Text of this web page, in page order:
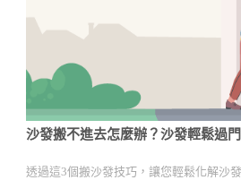
沙發搬不進去怎麼辦？沙發輕鬆過
透過這3個搬沙發技巧，讓您輕鬆化解沙